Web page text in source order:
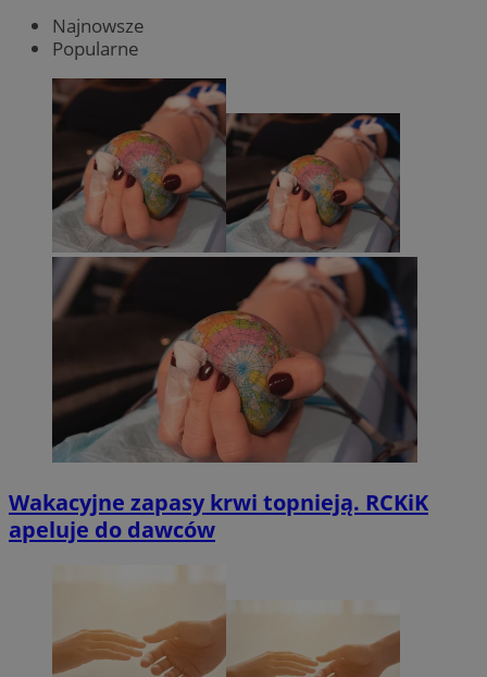
Najnowsze
Popularne
Wakacyjne zapasy krwi topnieją. RCKiK
apeluje do dawców